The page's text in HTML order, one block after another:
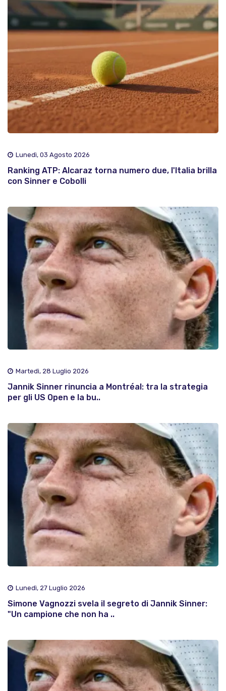
Lunedì, 03 Agosto 2026
Ranking ATP: Alcaraz torna numero due, l'Italia brilla
con Sinner e Cobolli
Martedì, 28 Luglio 2026
Jannik Sinner rinuncia a Montréal: tra la strategia
per gli US Open e la bu..
Lunedì, 27 Luglio 2026
Simone Vagnozzi svela il segreto di Jannik Sinner:
"Un campione che non ha ..